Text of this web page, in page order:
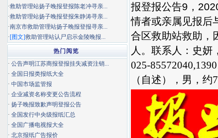
报登报公告9，
情者或亲属见报后
合区救助站救助，
人。联系人：史妍
025-
（自述），男，
·救助管理站扬子晚报登报陈老冲寻亲...
·救助管理站扬子晚报登报朱静涛寻亲...
·南京市救助管理站扬子晚报登报寻亲...
·[图文]救助管理站认尸启示金陵晚报...
热门阅览
· 公告声明江苏商报登报挂失减资注销...
· 全国日报类报纸大全
· 中国市场监管报
· 企业减资名称变更公告流程
· 扬子晚报致歉声明登报公告
· 全国发行中央级报纸汇总
· 全国广播电视报大全
· 北京报纸广告报价